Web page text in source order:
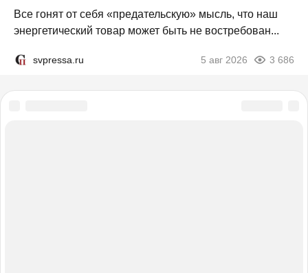
Все гонят от себя «предательскую» мысль, что наш
энергетический товар может быть не востребован...
svpressa.ru 5 авг 2026 3 686